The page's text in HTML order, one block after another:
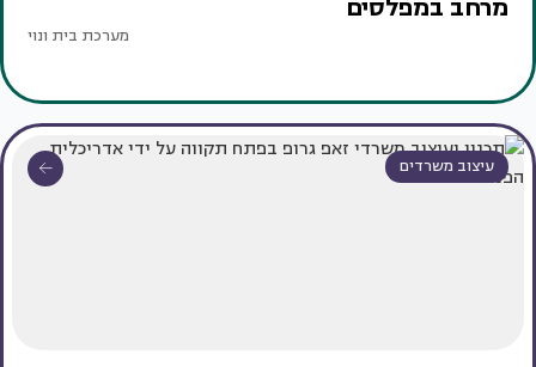
מרחב במפלסים
מערכת בית ונוי
עיצוב משרדים